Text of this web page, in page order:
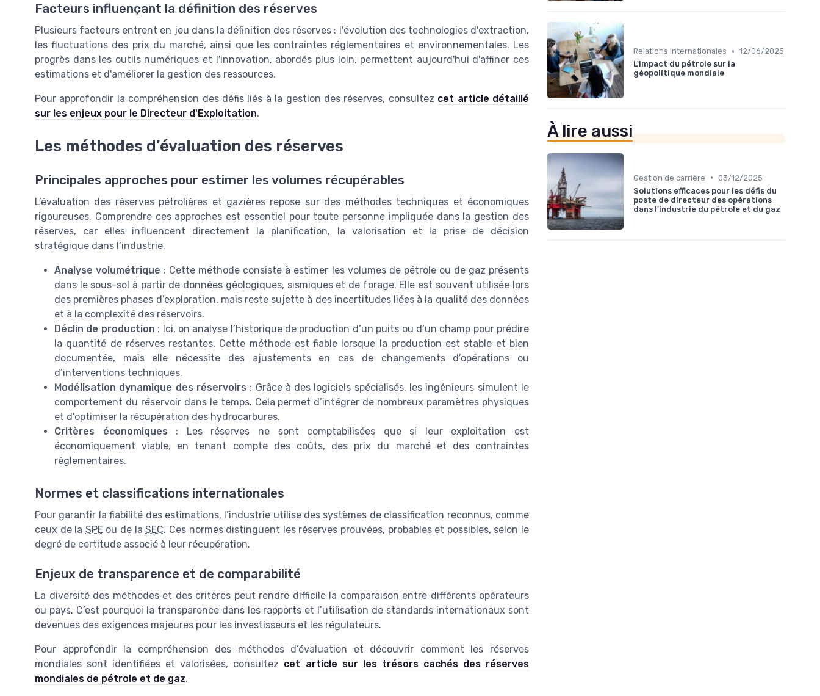
Facteurs influençant la définition des réserves
Plusieurs facteurs entrent en jeu dans la définition des réserves : l'évolution des technologies d'extraction,
les fluctuations des prix du marché, ainsi que les contraintes réglementaires et environnementales. Les
progrès dans les outils numériques et l'innovation, abordés plus loin, permettent aujourd'hui d'affiner ces
estimations et d'améliorer la gestion des ressources.
Pour approfondir la compréhension des défis liés à la gestion des réserves, consultez cet article détaillé
sur les enjeux pour le Directeur d'Exploitation.
Les méthodes d’évaluation des réserves
Principales approches pour estimer les volumes récupérables
L’évaluation des réserves pétrolières et gazières repose sur des méthodes techniques et économiques
rigoureuses. Comprendre ces approches est essentiel pour toute personne impliquée dans la gestion des
réserves, car elles influencent directement la planification, la valorisation et la prise de décision
stratégique dans l’industrie.
Analyse volumétrique : Cette méthode consiste à estimer les volumes de pétrole ou de gaz présents
dans le sous-sol à partir de données géologiques, sismiques et de forage. Elle est souvent utilisée lors
des premières phases d’exploration, mais reste sujette à des incertitudes liées à la qualité des données
et à la complexité des réservoirs.
Déclin de production : Ici, on analyse l’historique de production d’un puits ou d’un champ pour prédire
la quantité de réserves restantes. Cette méthode est fiable lorsque la production est stable et bien
documentée, mais elle nécessite des ajustements en cas de changements d’opérations ou
d’interventions techniques.
Modélisation dynamique des réservoirs : Grâce à des logiciels spécialisés, les ingénieurs simulent le
comportement du réservoir dans le temps. Cela permet d’intégrer de nombreux paramètres physiques
et d’optimiser la récupération des hydrocarbures.
Critères économiques : Les réserves ne sont comptabilisées que si leur exploitation est
économiquement viable, en tenant compte des coûts, des prix du marché et des contraintes
réglementaires.
Normes et classifications internationales
Pour garantir la fiabilité des estimations, l’industrie utilise des systèmes de classification reconnus, comme
ceux de la SPEou de laSEC. Ces normes distinguent les réserves prouvées, probables et possibles, selon le
degré de certitude associé à leur récupération.
Enjeux de transparence et de comparabilité
La diversité des méthodes et des critères peut rendre difficile la comparaison entre différents opérateurs
ou pays. C’est pourquoi la transparence dans les rapports et l’utilisation de standards internationaux sont
devenues des exigences majeures pour les investisseurs et les régulateurs.
Pour approfondir la compréhension des méthodes d’évaluation et découvrir comment les réserves
mondiales sont identifiées et valorisées, consultez cet article sur les trésors cachés des réserves
mondiales de pétrole et de gaz.
Relations Internationales • 12/06/2025
L'impact du pétrole sur la
géopolitique mondiale
À lire aussi
Gestion de carrière • 03/12/2025
Solutions efficaces pour les défis du
poste de directeur des opérations
dans l'industrie du pétrole et du gaz